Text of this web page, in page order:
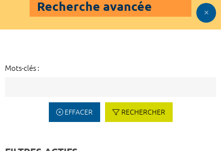
Recherche avancée
Mots-clés :
EFFACER RECHERCHER